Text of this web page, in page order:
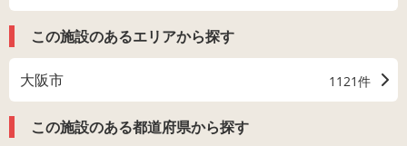
この施設のあるエリアから探す
大阪市 1121件
この施設のある都道府県から探す